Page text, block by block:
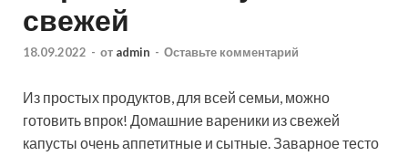
свежей
18.09.2022 - от admin - Оставьте комментарий
Из простых продуктов, для всей семьи, можно
готовить впрок! Домашние вареники из свежей
капусты очень аппетитные и сытные. Заварное тесто